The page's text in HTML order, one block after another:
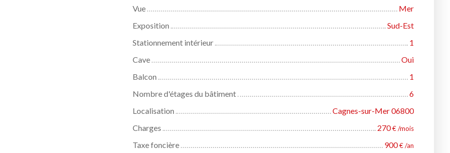
Vue
Mer
Exposition
Sud-Est
Stationnement intérieur
1
Cave
Oui
Balcon
1
Nombre d'étages du bâtiment
6
Localisation
Cagnes-sur-Mer 06800
Charges
270€ /mois
Taxe foncière 900€ /an